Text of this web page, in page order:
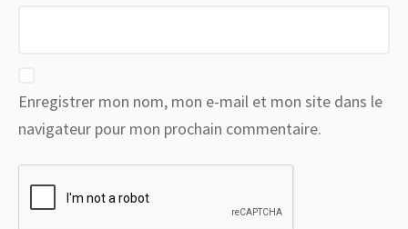
Enregistrer mon nom, mon e-mail et mon site dans le
navigateur pour mon prochain commentaire.